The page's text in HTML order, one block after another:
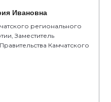
Ивановна
регионального
Заместитель
Камчатского